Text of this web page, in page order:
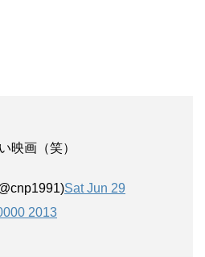
映画（笑）
Sat Jun 29
2013